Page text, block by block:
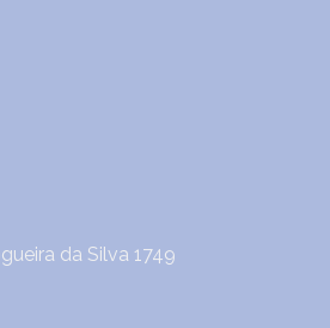
da Silva 1749